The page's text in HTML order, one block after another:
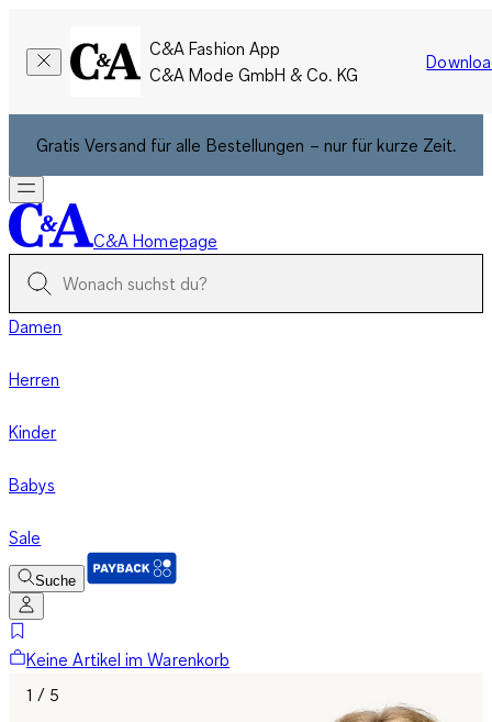
C&A Fashion App
C&A Mode GmbH & Co. KG
Gratis Versand für alle Bestellungen – nur für kurze Zeit.
C&A Homepage
Damen
Herren
Kinder
Babys
Sale
Suche
Keine Artikel im Warenkorb
1 / 5